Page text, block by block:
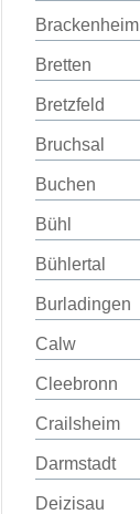
Brackenheim
Bretten
Bretzfeld
Bruchsal
Buchen
Bühl
Bühlertal
Burladingen
Calw
Cleebronn
Crailsheim
Darmstadt
Deizisau